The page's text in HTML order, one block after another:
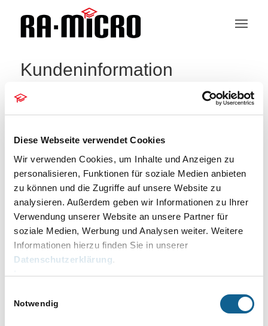
Diese Webseite verwendet Cookies
Wir verwenden Cookies, um Inhalte und Anzeigen zu
personalisieren, Funktionen für soziale Medien anbieten
zu können und die Zugriffe auf unsere Website zu
analysieren. Außerdem geben wir Informationen zu Ihrer
Verwendung unserer Website an unsere Partner für
soziale Medien, Werbung und Analysen weiter. Weitere
Informationen hierzu finden Sie in unserer
Datenschutzerklärung.
Impressum
Notwendig
Kundeninformation
leider nicht verfügbar. Wollen Sie eine neue Suche
starten?
Um die besten Suchergebnisse zu erhalten,
beachten Sie bitte folgende Hinweise:
Überprüfen Sie die Rechtschreibung sorgfaltig
Versuchen Sie es mit einem ähnlichen
Verwenden Sie mehr als einen Suchbegriff